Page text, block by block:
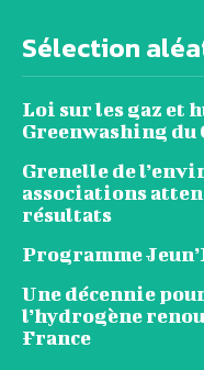
Sélection
Loi sur les gaz et
Greenwashing du
Grenelle de
associations
résultats
Programme
Une décennie
l’hydrogène
France